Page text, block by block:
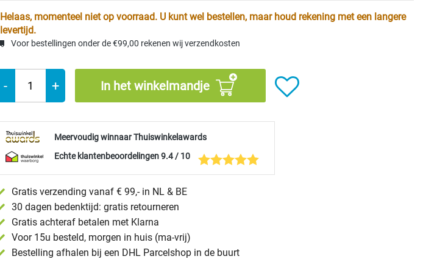
Helaas, momenteel niet op voorraad. U kunt wel bestellen, maar houd rekening met een langere
levertijd.
Voor bestellingen onder de €99,00 rekenen wij verzendkosten
- + In het winkelmandje
Meervoudig winnaar Thuiswinkelawards
Echte klantenbeoordelingen 9.4 / 10
Gratis verzending vanaf € 99,- in NL & BE
30 dagen bedenktijd: gratis retourneren
Gratis achteraf betalen met Klarna
Voor 15u besteld, morgen in huis (ma-vrij)
Bestelling afhalen bij een DHL Parcelshop in de buurt